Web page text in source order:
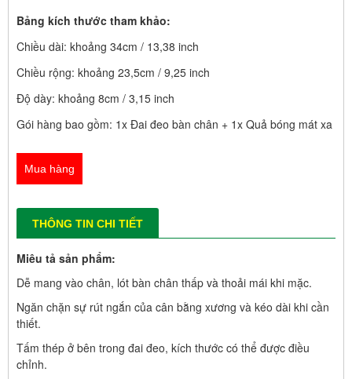
Bảng kích thước tham khảo:
Chiều dài: khoảng 34cm / 13,38 inch
Chiều rộng: khoảng 23,5cm / 9,25 inch
Độ dày: khoảng 8cm / 3,15 inch
Gói hàng bao gồm: 1x Đai đeo bàn chân + 1x Quả bóng mát xa
Mua hàng
THÔNG TIN CHI TIẾT
Miêu tả sản phẩm:
Dễ mang vào chân, lót bàn chân thấp và thoải mái khi mặc.
Ngăn chặn sự rút ngắn của cân bằng xương và kéo dài khi cần
thiết.
Tấm thép ở bên trong đai đeo, kích thước có thể được điều
chỉnh.